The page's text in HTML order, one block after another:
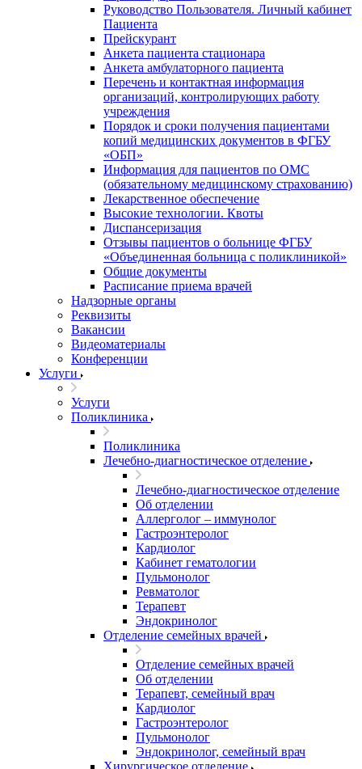
Руководство Пользователя. Личный кабинет
Пациента
Прейскурант
Анкета пациента стационара
Анкета амбулаторного пациента
Перечень и контактная информация
организаций, контролирующих работу
учреждения
Порядок и сроки получения пациентами
копий медицинских документов в ФГБУ
«ОБП»
Информация для пациентов по ОМС
(обязательному медицинскому страхованию)
Лекарственное обеспечение
Высокие технологии. Квоты
Диспансеризация
Отзывы пациентов о больнице ФГБУ
«Объединенная больница с поликлиникой»
Общие документы
Расписание приема врачей
Надзорные органы
Реквизиты
Вакансии
Видеоматериалы
Конференции
Услуги
Услуги
Поликлиника
Поликлиника
Лечебно-диагностическое отделение
Лечебно-диагностическое отделение
Об отделении
Аллерголог – иммунолог
Гастроэнтеролог
Кардиолог
Кабинет гематологии
Пульмонолог
Ревматолог
Терапевт
Эндокринолог
Отделение семейных врачей
Отделение семейных врачей
Об отделении
Терапевт, семейный врач
Кардиолог
Гастроэнтеролог
Пульмонолог
Эндокринолог, семейный врач
Хирургическое отделение